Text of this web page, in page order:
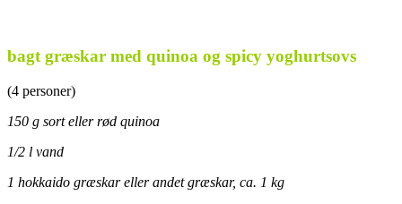
bagt græskar med quinoa og spicy yoghurtsovs
(4 personer)
150 g sort eller rød quinoa
1/2 l vand
1 hokkaido græskar eller andet græskar, ca. 1 kg